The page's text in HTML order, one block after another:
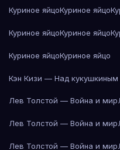
Куриное яйцоКуриное яйцо
Куриное яйцоКуриное яйцо
Куриное яйцоКуриное яйцо
Кэн Кизи — Над кукушкиным
Лев Толстой — Война и мир
Лев Толстой — Война и мир
Лев Толстой — Война и мир